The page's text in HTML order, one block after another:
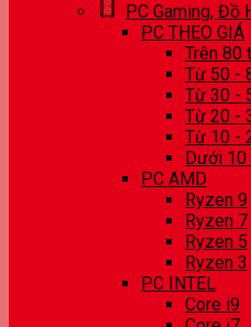
PC Gaming, Đồ
PC THEO GIÁ
Trên 80
Từ 50 -
Từ 30 -
Từ 20 -
Từ 10 -
Dưới 10
PC AMD
Ryzen 9
Ryzen 7
Ryzen 5
Ryzen 3
PC INTEL
Core i9